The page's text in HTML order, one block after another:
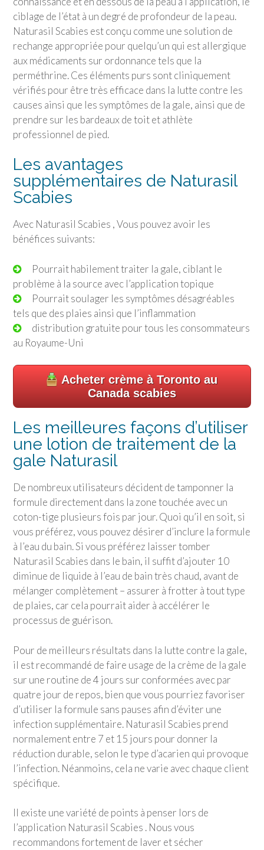
ciblage de l’état à un degré de profondeur de la peau.
Naturasil Scabies est conçu comme une solution de
rechange appropriée pour quelqu’un qui est allergique
aux médicaments sur ordonnance tels que la
perméthrine. Ces éléments purs sont cliniquement
vérifiés pour être très efficace dans la lutte contre les
causes ainsi que les symptômes de la gale, ainsi que de
prendre sur les bardeaux de toit et athlète
professionnel de pied.
Les avantages
supplémentaires de Naturasil
Scabies
Avec Naturasil Scabies , Vous pouvez avoir les
bénéfices suivants:
Pourrait habilement traiter la gale, ciblant le
problème à la source avec l’application topique
Pourrait soulager les symptômes désagréables
tels que des plaies ainsi que l’inflammation
distribution gratuite pour tous les consommateurs
au Royaume-Uni
Acheter crème à Toronto au
Canada scabies
Les meilleures façons d’utiliser
une lotion de traitement de la
gale Naturasil
De nombreux utilisateurs décident de tamponner la
formule directement dans la zone touchée avec un
coton-tige plusieurs fois par jour. Quoi qu’il en soit, si
vous préférez, vous pouvez désirer d’inclure la formule
à l’eau du bain. Si vous préférez laisser tomber
Naturasil Scabies dans le bain, il suffit d’ajouter 10
diminue de liquide à l’eau de bain très chaud, avant de
mélanger complètement – assurer à frotter à tout type
de plaies, car cela pourrait aider à accélérer le
processus de guérison.
Pour de meilleurs résultats dans la lutte contre la gale,
il est recommandé de faire usage de la crème de la gale
sur une routine de 4 jours sur conformées avec par
quatre jour de repos, bien que vous pourriez favoriser
d’utiliser la formule sans pauses afin d’éviter une
infection supplémentaire. Naturasil Scabies prend
normalement entre 7 et 15 jours pour donner la
réduction durable, selon le type d’acarien qui provoque
l’infection. Néanmoins, cela ne varie avec chaque client
spécifique.
Il existe une variété de points à penser lors de
l’application Naturasil Scabies . Nous vous
recommandons fortement de laver et sécher